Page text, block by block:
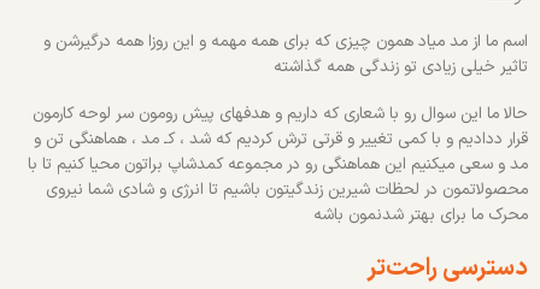
اسم ما از مد میاد همون چیزی که برای همه مهمه و این روزا همه درگیرشن و
تاثیر خیلی زیادی تو زندگی همه گذاشته
حالا ما این سوال رو با شعاری که داریم و هدفهای پیش رومون سر لوحه کارمون
قرار ددادیم و با کمی تغییر و قرتی ترش کردیم که شد ، کـ مد ، هماهنگی تن و
مد و سعی میکنیم این هماهنگی رو در مجموعه کمدشاپ براتون محیا کنیم تا با
محصولاتمون در لحظات شیرین زندگیتون باشیم تا انرژی و شادی شما نیروی
محرک ما برای بهتر شدنمون باشه
دسترسی راحت‌تر